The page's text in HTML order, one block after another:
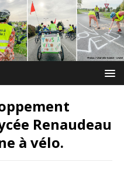
Renaudeau
à vélo.